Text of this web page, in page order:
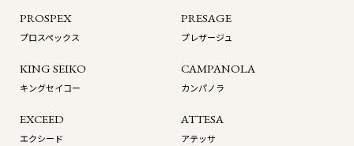
PROSPEX
プロスペックス
PRESAGE
プレザージュ
KING SEIKO
キングセイコー
CAMPANOLA
カンパノラ
EXCEED
エクシード
ATTESA
アテッサ